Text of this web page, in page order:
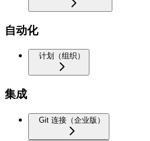
自动化
计划（组织）
集成
Git 连接（企业版）